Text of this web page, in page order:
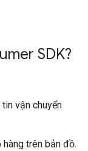
SDK?
vận chuyển
trên bản đồ.